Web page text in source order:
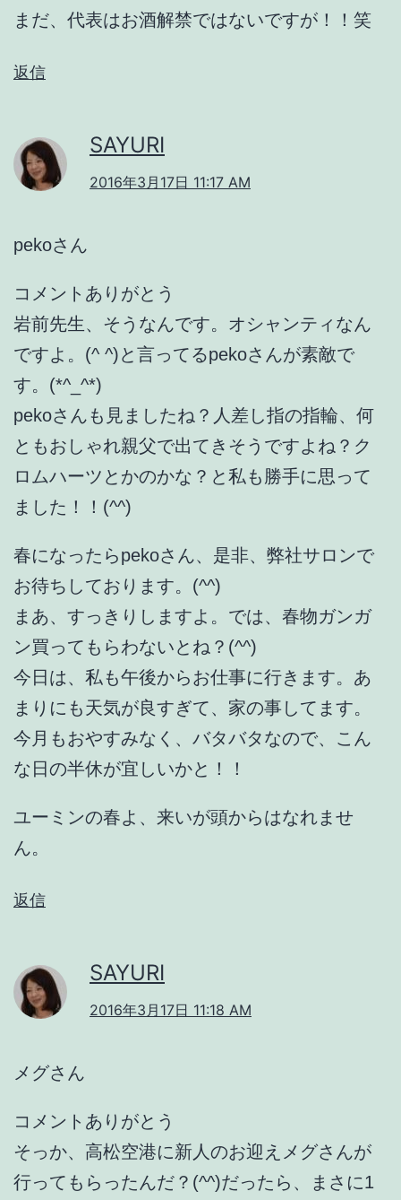
まだ、代表はお酒解禁ではないですが！！笑
返信
SAYURI
2016年3月17日 11:17 AM
pekoさん
コメントありがとう
岩前先生、そうなんです。オシャンティなん
ですよ。(^ ^)と言ってるpekoさんが素敵で
す。(*^_^*)
pekoさんも見ましたね？人差し指の指輪、何
ともおしゃれ親父で出てきそうですよね？ク
ロムハーツとかのかな？と私も勝手に思って
ました！！(^^)
春になったらpekoさん、是非、弊社サロンで
お待ちしております。(^^)
まあ、すっきりしますよ。では、春物ガンガ
ン買ってもらわないとね？(^^)
今日は、私も午後からお仕事に行きます。あ
まりにも天気が良すぎて、家の事してます。
今月もおやすみなく、バタバタなので、こん
な日の半休が宜しいかと！！
ユーミンの春よ、来いが頭からはなれませ
ん。
返信
SAYURI
2016年3月17日 11:18 AM
メグさん
コメントありがとう
そっか、高松空港に新人のお迎えメグさんが
行ってもらったんだ？(^^)だったら、まさに1